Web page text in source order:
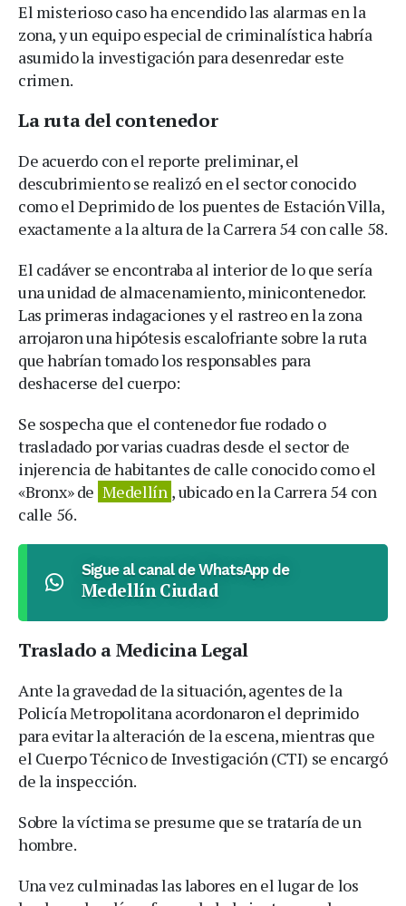
El misterioso caso ha encendido las alarmas en la
zona, y un equipo especial de criminalística habría
asumido la investigación para desenredar este
crimen.
La ruta del contenedor
De acuerdo con el reporte preliminar, el
descubrimiento se realizó en el sector conocido
como el Deprimido de los puentes de Estación Villa,
exactamente a la altura de la Carrera 54 con calle 58.
El cadáver se encontraba al interior de lo que sería
una unidad de almacenamiento, minicontenedor.
Las primeras indagaciones y el rastreo en la zona
arrojaron una hipótesis escalofriante sobre la ruta
que habrían tomado los responsables para
deshacerse del cuerpo:
Se sospecha que el contenedor fue rodado o
trasladado por varias cuadras desde el sector de
injerencia de habitantes de calle conocido como el
«Bronx» de Medellín , ubicado en la Carrera 54 con
calle 56.
Sigue al canal de WhatsApp de
Medellín Ciudad
Traslado a Medicina Legal
Ante la gravedad de la situación, agentes de la
Policía Metropolitana acordonaron el deprimido
para evitar la alteración de la escena, mientras que
el Cuerpo Técnico de Investigación (CTI) se encargó
de la inspección.
Sobre la víctima se presume que se trataría de un
hombre.
Una vez culminadas las labores en el lugar de los